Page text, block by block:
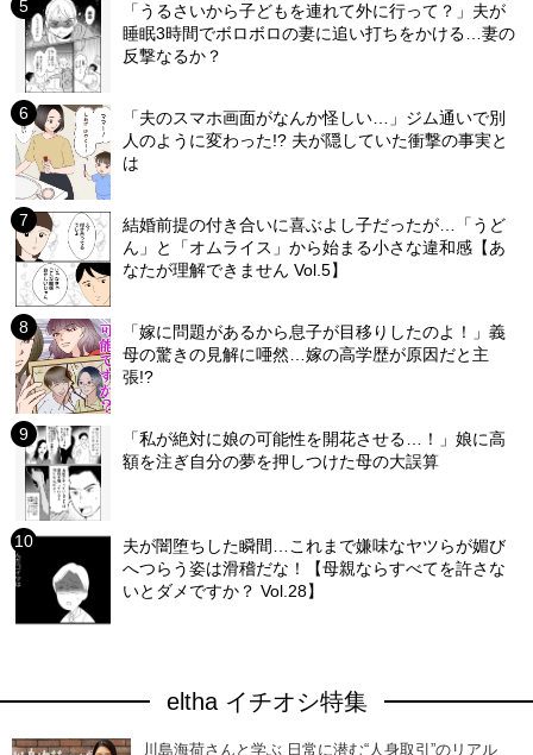
「うるさいから子どもを連れて外に行って？」夫が
睡眠3時間でボロボロの妻に追い打ちをかける…妻の
反撃なるか？
「夫のスマホ画面がなんか怪しい…」ジム通いで別
人のように変わった!? 夫が隠していた衝撃の事実と
は
結婚前提の付き合いに喜ぶよし子だったが…「うど
ん」と「オムライス」から始まる小さな違和感【あ
なたが理解できません Vol.5】
「嫁に問題があるから息子が目移りしたのよ！」義
母の驚きの見解に唖然…嫁の高学歴が原因だと主
張!?
「私が絶対に娘の可能性を開花させる…！」娘に高
額を注ぎ自分の夢を押しつけた母の大誤算
夫が闇堕ちした瞬間…これまで嫌味なヤツらが媚び
へつらう姿は滑稽だな！【母親ならすべてを許さな
いとダメですか？ Vol.28】
eltha イチオシ特集
川島海荷さんと学ぶ 日常に潜む“人身取引”のリアル